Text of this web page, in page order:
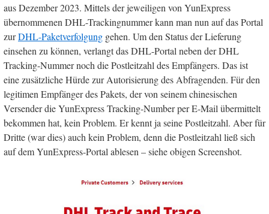
aus Dezember 2023. Mittels der jeweiligen von YunExpress
übernommenen DHL-Trackingnummer kann man nun auf das Portal
zurDHL-Paketverfolgung gehen. Um den Status der Lieferung
einsehen zu können, verlangt das DHL-Portal neben der DHL
Tracking-Nummer noch die Postleitzahl des Empfängers. Das ist
eine zusätzliche Hürde zur Autorisierung des Abfragenden. Für den
legitimen Empfänger des Pakets, der von seinem chinesischen
Versender die YunExpress Tracking-Number per E-Mail übermittelt
bekommen hat, kein Problem. Er kennt ja seine Postleitzahl. Aber für
Dritte (war dies) auch kein Problem, denn die Postleitzahl ließ sich
auf dem YunExpress-Portal ablesen – siehe obigen Screenshot.